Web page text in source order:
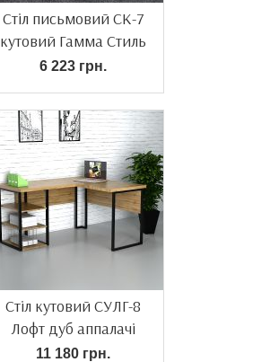
Стіл письмовий СК-7
кутовий Гамма Стиль
6 223 грн.
Стіл кутовий СУЛГ-8
Лофт дуб аппалачі
11 180 грн.